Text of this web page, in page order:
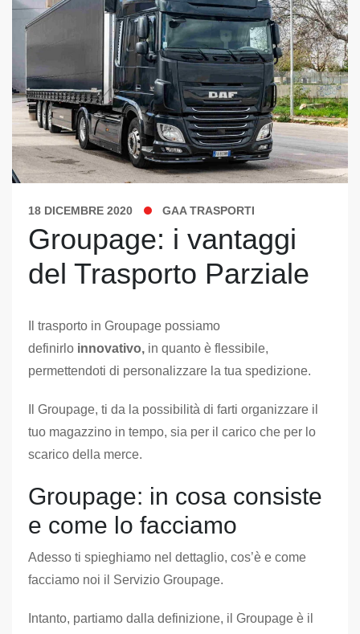
18 DICEMBRE 2020 GAA TRASPORTI
Groupage: i vantaggi
del Trasporto Parziale
Il trasporto in Groupage possiamo
definirlo innovativo, in quanto è flessibile,
permettendoti di personalizzare la tua spedizione.
Il Groupage, ti da la possibilità di farti organizzare il
tuo magazzino in tempo, sia per il carico che per lo
scarico della merce.
Groupage: in cosa consiste
e come lo facciamo
Adesso ti spieghiamo nel dettaglio, cos’è e come
facciamo noi il Servizio Groupage.
Intanto, partiamo dalla definizione, il Groupage è il